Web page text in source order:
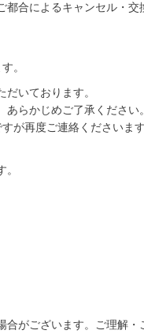
合によるキャンセル・
。
いております。
あらかじめご了承ください
が再度ご連絡くださいま
がございます。ご理解